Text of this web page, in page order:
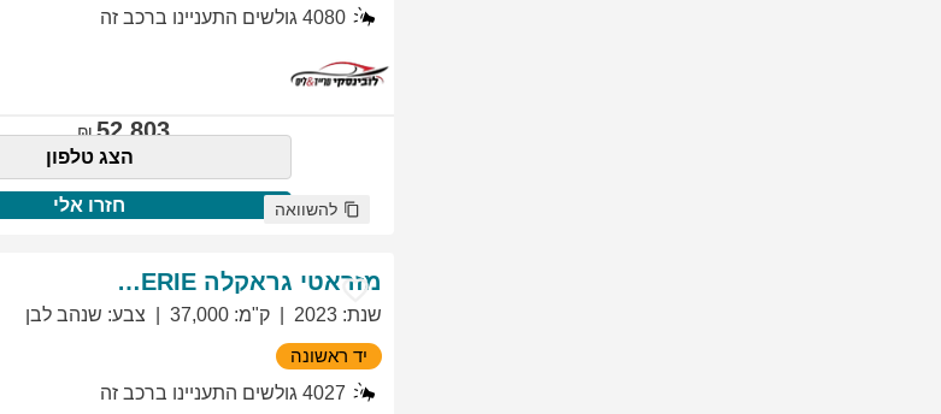
4080 גולשים התעניינו ברכב זה
52,803
הצג טלפון
חזרו אלי להשוואה
מזראטי גראקלה PRIMASERIE
שנת:
2023 ק"מ:
37,000 צבע: שנהב לבן
יד ראשונה
4027 גולשים התעניינו ברכב זה